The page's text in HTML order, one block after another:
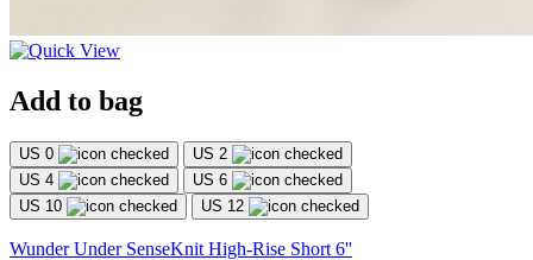
Add to bag
US 0
US 2
US 4
US 6
US 10
US 12
Wunder Under SenseKnit High-Rise Short 6''